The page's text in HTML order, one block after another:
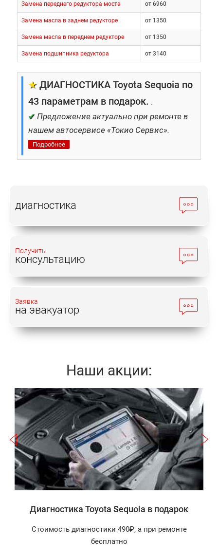
Замена переднего редуктора моста от 6960
Замена масла в заднем редукторе от 1350
Замена масла в переднем редукторе от 1350
Замена подшипника редуктора от 3140
★ ДИАГНОСТИКА Toyota Sequoia по
43 параметрам в подарок. .
✔ Предложение актуально при ремонте в
нашем автосервисе «Токио Сервис».
Подробнее
диагностика
Получить
консультацию
Заявка
на эвакуатор
Наши акции:
Записаться
Диагностика Toyota Sequoia в подарок
Стоимость диагностики 490₽, а при ремонте
бесплатно